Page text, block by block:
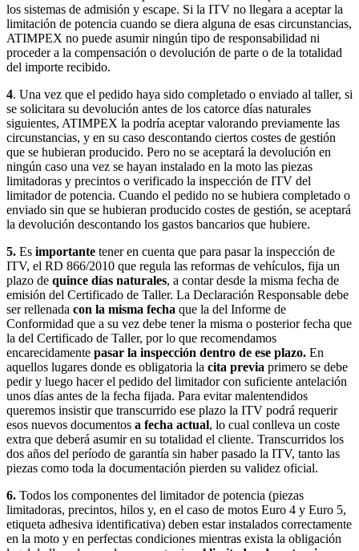
los sistemas de admisión y escape. Si la ITV no llegara a aceptar la
limitación de potencia cuando se diera alguna de esas circunstancias,
ATIMPEX no puede asumir ningún tipo de responsabilidad ni
proceder a la compensación o devolución de parte o de la totalidad
del importe recibido.
4. Una vez que el pedido haya sido completado o enviado al taller, si
se solicitara su devolución antes de los catorce días naturales
siguientes, ATIMPEX la podría aceptar valorando previamente las
circunstancias, y en su caso descontando ciertos costes de gestión
que se hubieran producido. Pero no se aceptará la devolución en
ningún caso una vez se hayan instalado en la moto las piezas
limitadoras y precintos o verificado la inspección de ITV del
limitador de potencia. Cuando el pedido no se hubiera completado o
enviado sin que se hubieran producido costes de gestión, se aceptará
la devolución descontando los gastos bancarios que hubiere.
5. Es importante tener en cuenta que para pasar la inspección de
ITV, el RD 866/2010 que regula las reformas de vehículos, fija un
plazo de quince días naturales, a contar desde la misma fecha de
emisión del Certificado de Taller. La Declaración Responsable debe
ser rellenada con la misma fecha que la del Informe de
Conformidad que a su vez debe tener la misma o posterior fecha que
la del Certificado de Taller, por lo que recomendamos
encarecidamente pasar la inspección dentro de ese plazo. En
aquellos lugares donde es obligatoria la cita previa primero se debe
pedir y luego hacer el pedido del limitador con suficiente antelación
unos días antes de la fecha fijada. Para evitar malentendidos
queremos insistir que transcurrido ese plazo la ITV podrá requerir
esos nuevos documentos a fecha actual, lo cual conlleva un coste
extra que deberá asumir en su totalidad el cliente. Transcurridos los
dos años del período de garantía sin haber pasado la ITV, tanto las
piezas como toda la documentación pierden su validez oficial.
6. Todos los componentes del limitador de potencia (piezas
limitadoras, precintos, hilos y, en el caso de motos Euro 4 y Euro 5,
etiqueta adhesiva identificativa) deben estar instalados correctamente
en la moto y en perfectas condiciones mientras exista la obligación